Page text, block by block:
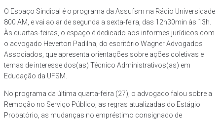
O Espaço Sindical é o programa da Assufsm na Rádio Universidade
800 AM, e vai ao ar de segunda a sexta-feira, das 12h30min às 13h.
Às quartas-feiras, o espaço é dedicado aos informes jurídicos com
o advogado Heverton Padilha, do escritório Wagner Advogados
Associados, que apresenta orientações sobre ações coletivas e
temas de interesse dos(as) Técnico Administrativos(as) em
Educação da UFSM.
No programa da última quarta-feira (27), o advogado falou sobre a
Remoção no Serviço Público, as regras atualizadas do Estágio
Probatório, as mudanças no empréstimo consignado de